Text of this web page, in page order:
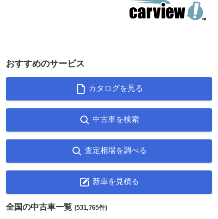
おすすめのサービス
カタログを見る
中古車を検索
査定相場を調べる
新車を見積る
全国の中古車一覧 (531,765件)